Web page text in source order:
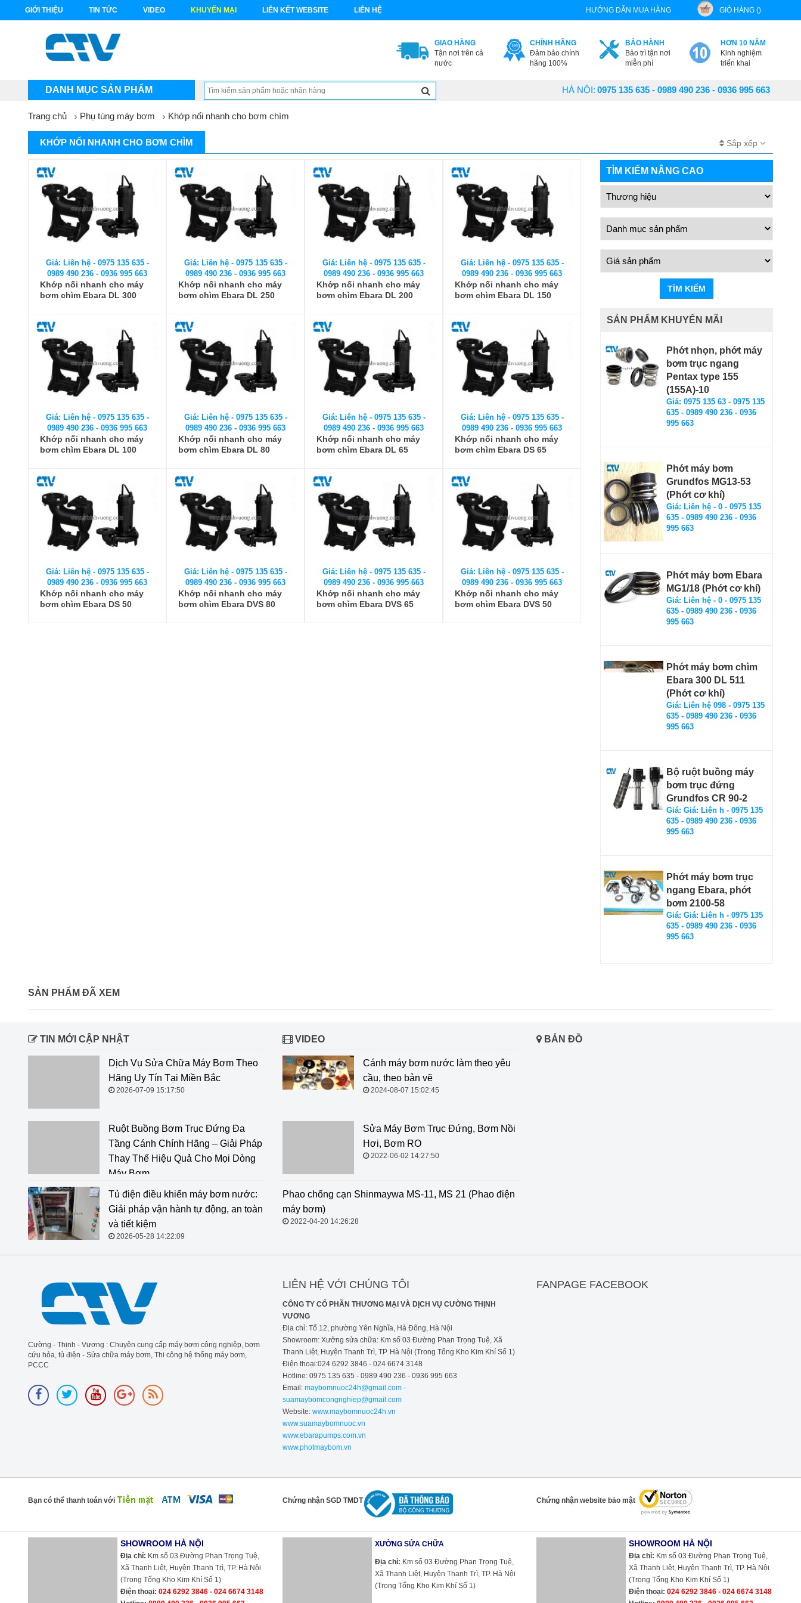
GIỚI THIỆU TIN TỨC VIDEO KHUYẾN MẠI LIÊN KẾT WEBSITE LIÊN HỆ HƯỚNG DẪN MUA HÀNG GIỎ HÀNG ()
GIAO HÀNG
Tận nơi trên cả
nước
CHÍNH HÃNG
Đảm bảo chính
hãng 100%
BẢO HÀNH
Bảo trì tận nơi
miễn phí
HƠN 10 NĂM
Kinh nghiệm
triển khai
DANH MỤC SẢN PHẨM HÀ NỘI: 0975 135 635 - 0989 490 236 - 0936 995 663
Trang chủ Phụ tùng máy bơm Khớp nối nhanh cho bơm chìm
KHỚP NỐI NHANH CHO BƠM CHÌM Sắp xếp
Giá: Liên hệ - 0975 135 635 -
0989 490 236 - 0936 995 663
Khớp nối nhanh cho máy
bơm chìm Ebara DL 300
Giá: Liên hệ - 0975 135 635 -
0989 490 236 - 0936 995 663
Khớp nối nhanh cho máy
bơm chìm Ebara DL 250
Giá: Liên hệ - 0975 135 635 -
0989 490 236 - 0936 995 663
Khớp nối nhanh cho máy
bơm chìm Ebara DL 200
Giá: Liên hệ - 0975 135 635 -
0989 490 236 - 0936 995 663
Khớp nối nhanh cho máy
bơm chìm Ebara DL 150
Giá: Liên hệ - 0975 135 635 -
0989 490 236 - 0936 995 663
Khớp nối nhanh cho máy
bơm chìm Ebara DL 100
Giá: Liên hệ - 0975 135 635 -
0989 490 236 - 0936 995 663
Khớp nối nhanh cho máy
bơm chìm Ebara DL 80
Giá: Liên hệ - 0975 135 635 -
0989 490 236 - 0936 995 663
Khớp nối nhanh cho máy
bơm chìm Ebara DL 65
Giá: Liên hệ - 0975 135 635 -
0989 490 236 - 0936 995 663
Khớp nối nhanh cho máy
bơm chìm Ebara DS 65
Giá: Liên hệ - 0975 135 635 -
0989 490 236 - 0936 995 663
Khớp nối nhanh cho máy
bơm chìm Ebara DS 50
Giá: Liên hệ - 0975 135 635 -
0989 490 236 - 0936 995 663
Khớp nối nhanh cho máy
bơm chìm Ebara DVS 80
Giá: Liên hệ - 0975 135 635 -
0989 490 236 - 0936 995 663
Khớp nối nhanh cho máy
bơm chìm Ebara DVS 65
Giá: Liên hệ - 0975 135 635 -
0989 490 236 - 0936 995 663
Khớp nối nhanh cho máy
bơm chìm Ebara DVS 50
TÌM KIẾM NÂNG CAO
TÌM KIẾM
SẢN PHẨM KHUYẾN MÃI
Phớt nhọn, phớt máy
bơm trục ngang
Pentax type 155
(155A)-10
Giá: 0975 135 63 - 0975 135
635 - 0989 490 236 - 0936
995 663
Phớt máy bơm
Grundfos MG13-53
(Phớt cơ khí)
Giá: Liên hệ - 0 - 0975 135
635 - 0989 490 236 - 0936
995 663
Phớt máy bơm Ebara
MG1/18 (Phớt cơ khí)
Giá: Liên hệ - 0 - 0975 135
635 - 0989 490 236 - 0936
995 663
Phớt máy bơm chìm
Ebara 300 DL 511
(Phớt cơ khí)
Giá: Liên hệ 098 - 0975 135
635 - 0989 490 236 - 0936
995 663
Bộ ruột buồng máy
bơm trục đứng
Grundfos CR 90-2
Giá: Giá: Liên h - 0975 135
635 - 0989 490 236 - 0936
995 663
Phớt máy bơm trục
ngang Ebara, phớt
bơm 2100-58
Giá: Giá: Liên h - 0975 135
635 - 0989 490 236 - 0936
995 663
SẢN PHẨM ĐÃ XEM
TIN MỚI CẬP NHẬT
Dịch Vụ Sửa Chữa Máy Bơm Theo Hãng Uy Tín Tại
Ruột Buồng Bơm Trục Đứng Đa Tầng Cánh Chính
Hãng – Giải Pháp Thay Thế Hiệu Quả Cho Mọi Dòng
Tủ điện điều khiển máy bơm nước:
Giải pháp vận hành tự động, an toàn
và tiết kiệm
2026-05-28 14:22:09
VIDEO
Cánh máy bơm nước làm theo yêu
cầu, theo bản vẽ
2024-08-07 15:02:45
Sửa Máy Bơm Trục Đứng, Bơm Nồi Hơi, Bơm RO
Phao chống cạn Shinmaywa MS-11,
BẢN ĐỒ
Cường - Thịnh - Vương : Chuyên cung cấp máy bơm công nghiệp, bơm
cứu hỏa, tủ điện - Sửa chữa máy bơm, Thi công hệ thống máy bơm,
PCCC
LIÊN HỆ VỚI CHÚNG TÔI
CÔNG TY CỔ PHẦN THƯƠNG MẠI VÀ DỊCH VỤ CƯỜNG THỊNH
VƯƠNG
Địa chỉ: Tổ 12, phường Yên Nghĩa, Hà Đông, Hà Nội
Showroom: Xưởng sửa chữa: Km số 03 Đường Phan Trọng Tuệ, Xã
Thanh Liệt, Huyện Thanh Trì, TP. Hà Nội (Trong Tổng Kho Kim Khí Số 1)
Điện thoại:024 6292 3846 - 024 6674 3148
Hotline: 0975 135 635 - 0989 490 236 - 0936 995 663
Email: maybomnuoc24h@gmail.com -
suamaybomcongnghiep@gmail.com
Website:www.maybomnuoc24h.vn
www.suamaybomnuoc.vn
www.ebarapumps.com.vn
www.photmaybom.vn
FANPAGE FACEBOOK
Bạn có thể thanh toán với Chứng nhận SGD TMDT Chứng nhận website bảo mật
SHOWROOM HÀ NỘI
Địa chỉ: Km số 03 Đường Phan Trọng Tuệ,
Xã Thanh Liệt, Huyện Thanh Trì, TP. Hà Nội
(Trong Tổng Kho Kim Khí Số 1)
Điện thoại: 024 6292 3846 - 024 6674 3148
XƯỞNG SỬA CHỮA
Địa chỉ: Km số 03 Đường Phan Trọng Tuệ,
Xã Thanh Liệt, Huyện Thanh Trì, TP. Hà Nội
(Trong Tổng Kho Kim Khí Số 1)
SHOWROOM HÀ NỘI
Địa chỉ: Km số 03 Đường Phan Trọng Tuệ,
Xã Thanh Liệt, Huyện Thanh Trì, TP. Hà Nội
(Trong Tổng Kho Kim Khí Số 1)
Điện thoại: 024 6292 3846 - 024 6674 3148